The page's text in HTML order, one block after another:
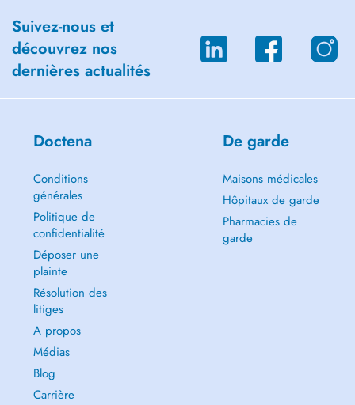
Suivez-nous et
découvrez nos
dernières actualités
Doctena
Conditions
générales
Politique de
confidentialité
Déposer une
plainte
Résolution des
litiges
A propos
Médias
Blog
Carrière
De garde
Maisons médicales
Hôpitaux de garde
Pharmacies de
garde